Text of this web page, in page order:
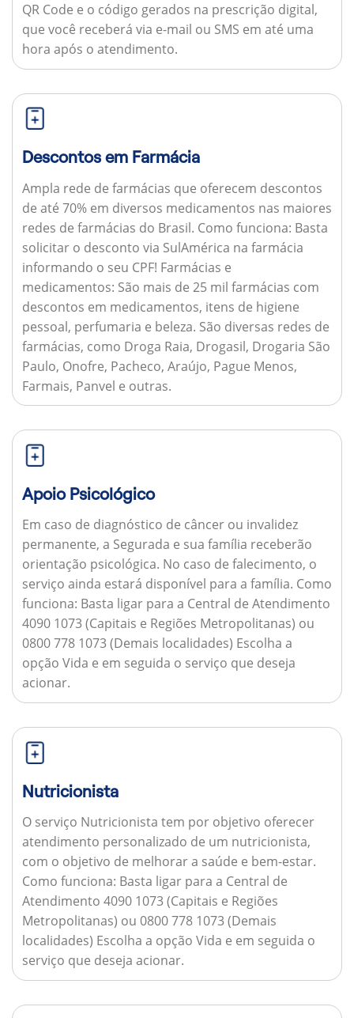
QR Code e o código gerados na prescrição digital,
que você receberá via e-mail ou SMS em até uma
hora após o atendimento.
Descontos em Farmácia
Ampla rede de farmácias que oferecem descontos
de até 70% em diversos medicamentos nas maiores
redes de farmácias do Brasil. Como funciona: Basta
solicitar o desconto via SulAmérica na farmácia
informando o seu CPF! Farmácias e
medicamentos: São mais de 25 mil farmácias com
descontos em medicamentos, itens de higiene
pessoal, perfumaria e beleza. São diversas redes de
farmácias, como Droga Raia, Drogasil, Drogaria São
Paulo, Onofre, Pacheco, Araújo, Pague Menos,
Farmais, Panvel e outras.
Apoio Psicológico
Em caso de diagnóstico de câncer ou invalidez
permanente, a Segurada e sua família receberão
orientação psicológica. No caso de falecimento, o
serviço ainda estará disponível para a família. Como
funciona: Basta ligar para a Central de Atendimento
4090 1073 (Capitais e Regiões Metropolitanas) ou
0800 778 1073 (Demais localidades) Escolha a
opção Vida e em seguida o serviço que deseja
acionar.
Nutricionista
O serviço Nutricionista tem por objetivo oferecer
atendimento personalizado de um nutricionista,
com o objetivo de melhorar a saúde e bem-estar.
Como funciona: Basta ligar para a Central de
Atendimento 4090 1073 (Capitais e Regiões
Metropolitanas) ou 0800 778 1073 (Demais
localidades) Escolha a opção Vida e em seguida o
serviço que deseja acionar.